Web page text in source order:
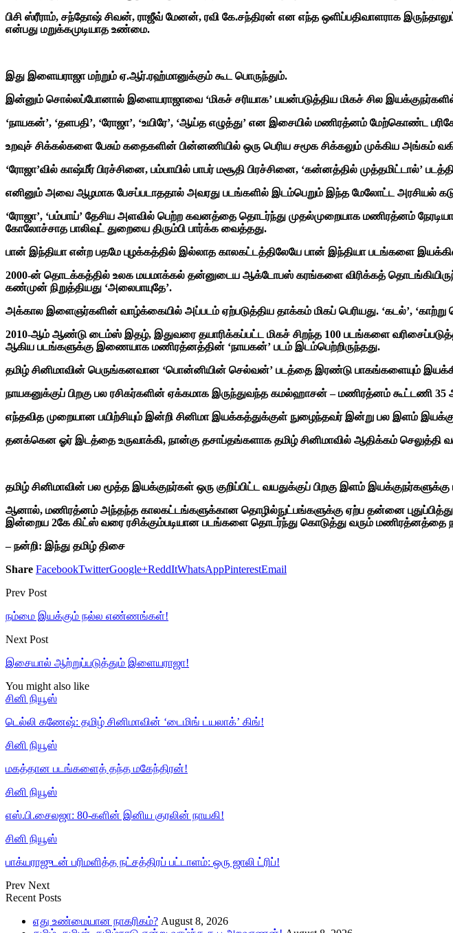
பிசி ஸ்ரீராம், சந்தோஷ் சிவன், ராஜீவ் மேனன், ரவி கே.சந்திரன் என எந்த ஒளிப்பதிவாளராக
என்பது மறுக்கமுடியாத உண்மை.
இது இளையராஜா மற்றும் ஏ.ஆர்.ரஹ்மானுக்கும் கூட பொருந்தும்.
இன்னும் சொல்லப்போனால் இளையராஜாவை ‘மிகச் சரியாக’ பயன்படுத்திய மிகச் சில
‘நாயகன்’, ‘தளபதி’, ‘ரோஜா’, ‘உயிரே’, ‘ஆய்த எழுத்து’ என இசையில் மணிரத்னம் மேற்கொண்ட
உறவுச் சிக்கல்களை பேசும் கதைகளின் பின்னணியில் ஒரு பெரிய சமூக சிக்கலும் முக்கிய அங்கம்
‘ரோஜா’வில் காஷ்மீர் பிரச்சினை, பம்பாயில் பாபர் மசூதி பிரச்சினை, ‘கன்னத்தில்
எனினும் அவை ஆழமாக பேசப்படாததால் அவரது படங்களில் இடம்பெறும் இந்த மேலோட்ட அரசியல்
‘ரோஜா’, ‘பம்பாய்’ தேசிய அளவில் பெற்ற கவனத்தை தொடர்ந்து முதல்முறையாக மணிரத்னம்
கோலோச்சாத பாலிவுட் துறையை திரும்பி பார்க்க வைத்தது.
பான் இந்தியா என்ற பதமே புழக்கத்தில் இல்லாத காலகட்டத்திலேயே பான் இந்தியா படங்களை
2000-ன் தொடக்கத்தில் உலக மயமாக்கல் தன்னுடைய ஆக்டோபஸ் கரங்களை விரிக்கத்
கண்முன் நிறுத்தியது ‘அலைபாயுதே’.
அக்கால இளைஞர்களின் வாழ்க்கையில் அப்படம் ஏற்படுத்திய தாக்கம் மிகப் பெரியது. ‘கடல்’,
2010-ஆம் ஆண்டு டைம்ஸ் இதழ், இதுவரை தயாரிக்கப்பட்ட மிகச் சிறந்த 100 படங்களை
ஆகிய படங்களுக்கு இணையாக மணிரத்னத்தின் ‘நாயகன்’ படம் இடம்பெற்றிருந்தது.
தமிழ் சினிமாவின் பெருங்கனவான ‘பொன்னியின் செல்வன்’ படத்தை இரண்டு பாகங்களையும்
நாயகனுக்குப் பிறகு பல ரசிகர்களின் ஏக்கமாக இருந்துவந்த கமல்ஹாசன் – மணிரத்னம் கூட்டணி 35
எந்தவித முறையான பயிற்சியும் இன்றி சினிமா இயக்கத்துக்குள் நுழைந்தவர் இன்று பல இளம்
தனக்கென ஓர் இடத்தை உருவாக்கி, நான்கு தசாப்தங்களாக தமிழ் சினிமாவில் ஆதிக்கம் செலுத்தி
தமிழ் சினிமாவின் பல மூத்த இயக்குநர்கள் ஒரு குறிப்பிட்ட வயதுக்குப் பிறகு இளம்
ஆனால், மணிரத்னம் அந்தந்த காலகட்டங்களுக்கான தொழில்நுட்பங்களுக்கு ஏற்ப தன்னை
இன்றைய 2கே கிட்ஸ் வரை ரசிக்கும்படியான படங்களை தொடர்ந்து கொடுத்து வரும் மணிரத்னத்தை
– நன்றி: இந்து தமிழ் திசை
Share FacebookTwitterGoogle+ReddItWhatsAppPinterestEmail
Prev Post
நம்மை இயக்கும் நல்ல எண்ணங்கள்!
Next Post
இசையால் ஆற்றுப்படுத்தும் இளையராஜா!
You might also like
சினி நியூஸ்
டெல்லி கணேஷ்: தமிழ் சினிமாவின் ‘டைமிங் டயலாக்’ கிங்!
சினி நியூஸ்
மகத்தான படங்களைத் தந்த மகேந்திரன்!
சினி நியூஸ்
எஸ்.பி.சைலஜா: 80-களின் இனிய குரலின் நாயகி!
சினி நியூஸ்
பாக்யராஜுடன் பரிமளித்த நட்சத்திரப் பட்டாளம்: ஒரு ஜாலி ட்ரிப்!
Prev Next
Recent Posts
எது உண்மையான நாகரிகம்? August 8, 2026